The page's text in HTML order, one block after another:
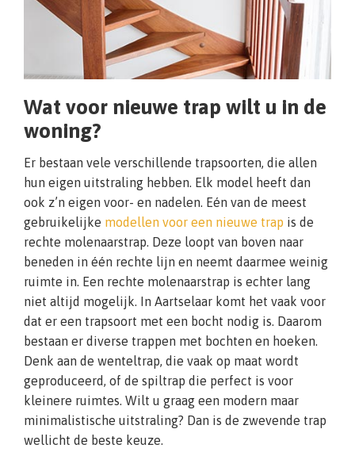
Wat voor nieuwe trap wilt u in de
woning?
Er bestaan vele verschillende trapsoorten, die allen
hun eigen uitstraling hebben. Elk model heeft dan
ook z’n eigen voor- en nadelen. Eén van de meest
gebruikelijke modellen voor een nieuwe trap is de
rechte molenaarstrap. Deze loopt van boven naar
beneden in één rechte lijn en neemt daarmee weinig
ruimte in. Een rechte molenaarstrap is echter lang
niet altijd mogelijk. In Aartselaar komt het vaak voor
dat er een trapsoort met een bocht nodig is. Daarom
bestaan er diverse trappen met bochten en hoeken.
Denk aan de wenteltrap, die vaak op maat wordt
geproduceerd, of de spiltrap die perfect is voor
kleinere ruimtes. Wilt u graag een modern maar
minimalistische uitstraling? Dan is de zwevende trap
wellicht de beste keuze.